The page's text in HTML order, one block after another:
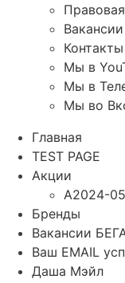
Контакты
Мы в
Мы в
Мы во
Главная
TEST PAGE
Акции
A2024-05
Бренды
Вакансии
Ваш EMAIL
Даша Мэйл